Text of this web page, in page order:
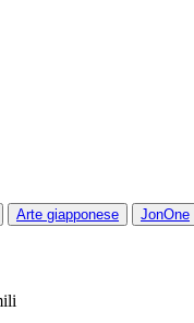
Arte giapponese JonOne